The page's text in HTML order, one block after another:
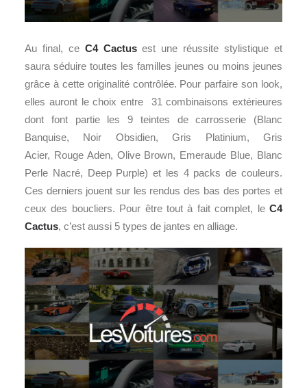
Au final, ce C4 Cactusest une réussite stylistique et
saura séduire toutes les familles jeunes ou moins jeunes
grâce à cette originalité contrôlée. Pour parfaire son look,
elles auront le choix entre 31 combinaisons extérieures
dont font partie les 9 teintes de carrosserie (Blanc
Banquise, Noir Obsidien, Gris Platinium, Gris
Acier, Rouge Aden, Olive Brown, Emeraude Blue, Blanc
Perle Nacré, Deep Purple) et les 4 packs de couleurs.
Ces derniers jouent sur les rendus des bas des portes et
ceux des boucliers. Pour être tout à fait complet, le C4
Cactus, c’est aussi 5 types de jantes en alliage.